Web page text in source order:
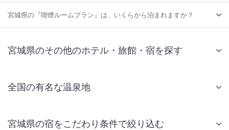
宮城県の『喫煙ルームプラン』は、いくらから泊まれますか？
宮城県のその他のホテル・旅館・宿を探す
全国の有名な温泉地
宮城県の宿をこだわり条件で絞り込む